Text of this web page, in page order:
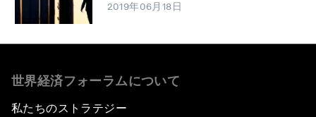
2019年06月18日
世界経済フォーラムについて
私たちのストラテジー